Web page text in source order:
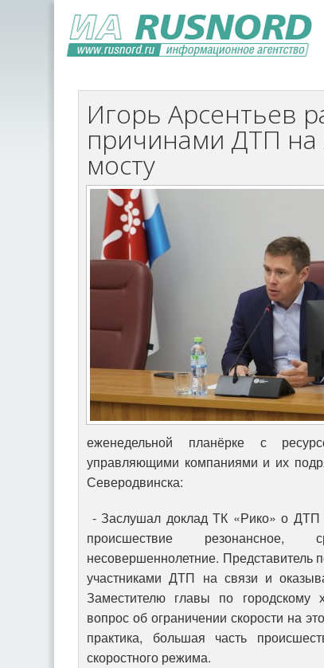
Игорь Арсентьев
причинами ДТП на
мосту
еженедельной планёрке с
управляющими компаниями и их
Северодвинска:
- Заслушал доклад ТК «Рико» о ДТП
происшествие резонансное,
несовершеннолетние. Представитель
участниками ДТП на связи и
Заместителю главы по городскому
вопрос об ограничении скорости на
практика, большая часть
скоростного режима.